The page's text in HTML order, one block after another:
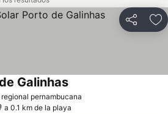
Compartir
pernambucana
GalinhasVer precios
a 0.1 km de la playa